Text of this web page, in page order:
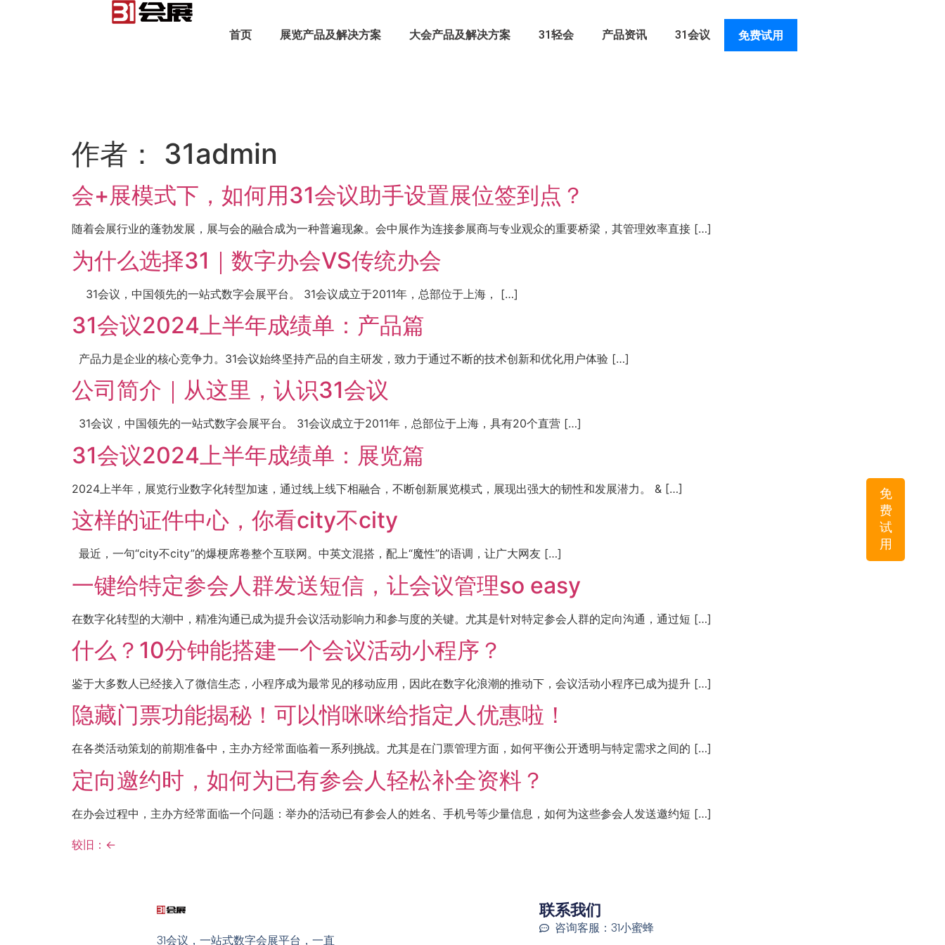
首页 展览产品及解决方案 大会产品及解决方案 31轻会 产品资讯 31会议 免费试用
免
费
试
用
作者： 31admin
会+展模式下，如何用31会议助手设置展位签到点？
随着会展行业的蓬勃发展，展与会的融合成为一种普遍现象。会中展作为连接参展商与专业观众的重要桥梁，其管理效率直接 […]
为什么选择31｜数字办会VS传统办会
31会议，中国领先的一站式数字会展平台。 31会议成立于2011年，总部位于上海， […]
31会议2024上半年成绩单：产品篇
产品力是企业的核心竞争力。31会议始终坚持产品的自主研发，致力于通过不断的技术创新和优化用户体验 […]
公司简介｜从这里，认识31会议
31会议，中国领先的一站式数字会展平台。 31会议成立于2011年，总部位于上海，具有20个直营 […]
31会议2024上半年成绩单：展览篇
2024上半年，展览行业数字化转型加速，通过线上线下相融合，不断创新展览模式，展现出强大的韧性和发展潜力。 & […]
这样的证件中心，你看city不city
最近，一句“city不city”的爆梗席卷整个互联网。中英文混搭，配上“魔性”的语调，让广大网友 […]
一键给特定参会人群发送短信，让会议管理so easy
在数字化转型的大潮中，精准沟通已成为提升会议活动影响力和参与度的关键。尤其是针对特定参会人群的定向沟通，通过短 […]
什么？10分钟能搭建一个会议活动小程序？
鉴于大多数人已经接入了微信生态，小程序成为最常见的移动应用，因此在数字化浪潮的推动下，会议活动小程序已成为提升 […]
隐藏门票功能揭秘！可以悄咪咪给指定人优惠啦！
在各类活动策划的前期准备中，主办方经常面临着一系列挑战。尤其是在门票管理方面，如何平衡公开透明与特定需求之间的 […]
定向邀约时，如何为已有参会人轻松补全资料？
在办会过程中，主办方经常面临一个问题：举办的活动已有参会人的姓名、手机号等少量信息，如何为这些参会人发送邀约短 […]
较旧： ←
31会议，一站式数字会展平台，一直
联系我们
咨询客服：31小蜜蜂